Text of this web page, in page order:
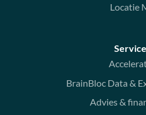
Locatie
BrainBloc Data &
Advies &